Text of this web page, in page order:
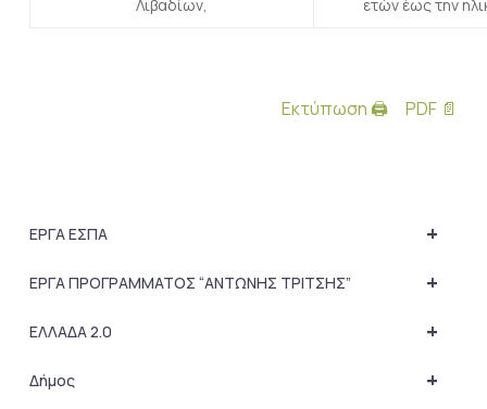
Λιβαδίων,
ετών έως την
Εκτύπωση 🖨 PDF 📄
+
ΕΡΓΑ ΕΣΠΑ
+
ΕΡΓΑ ΠΡΟΓΡΑΜΜΑΤΟΣ “ΑΝΤΩΝΗΣ ΤΡΙΤΣΗΣ”
+
ΕΛΛΑΔΑ 2.0
+
Δήμος